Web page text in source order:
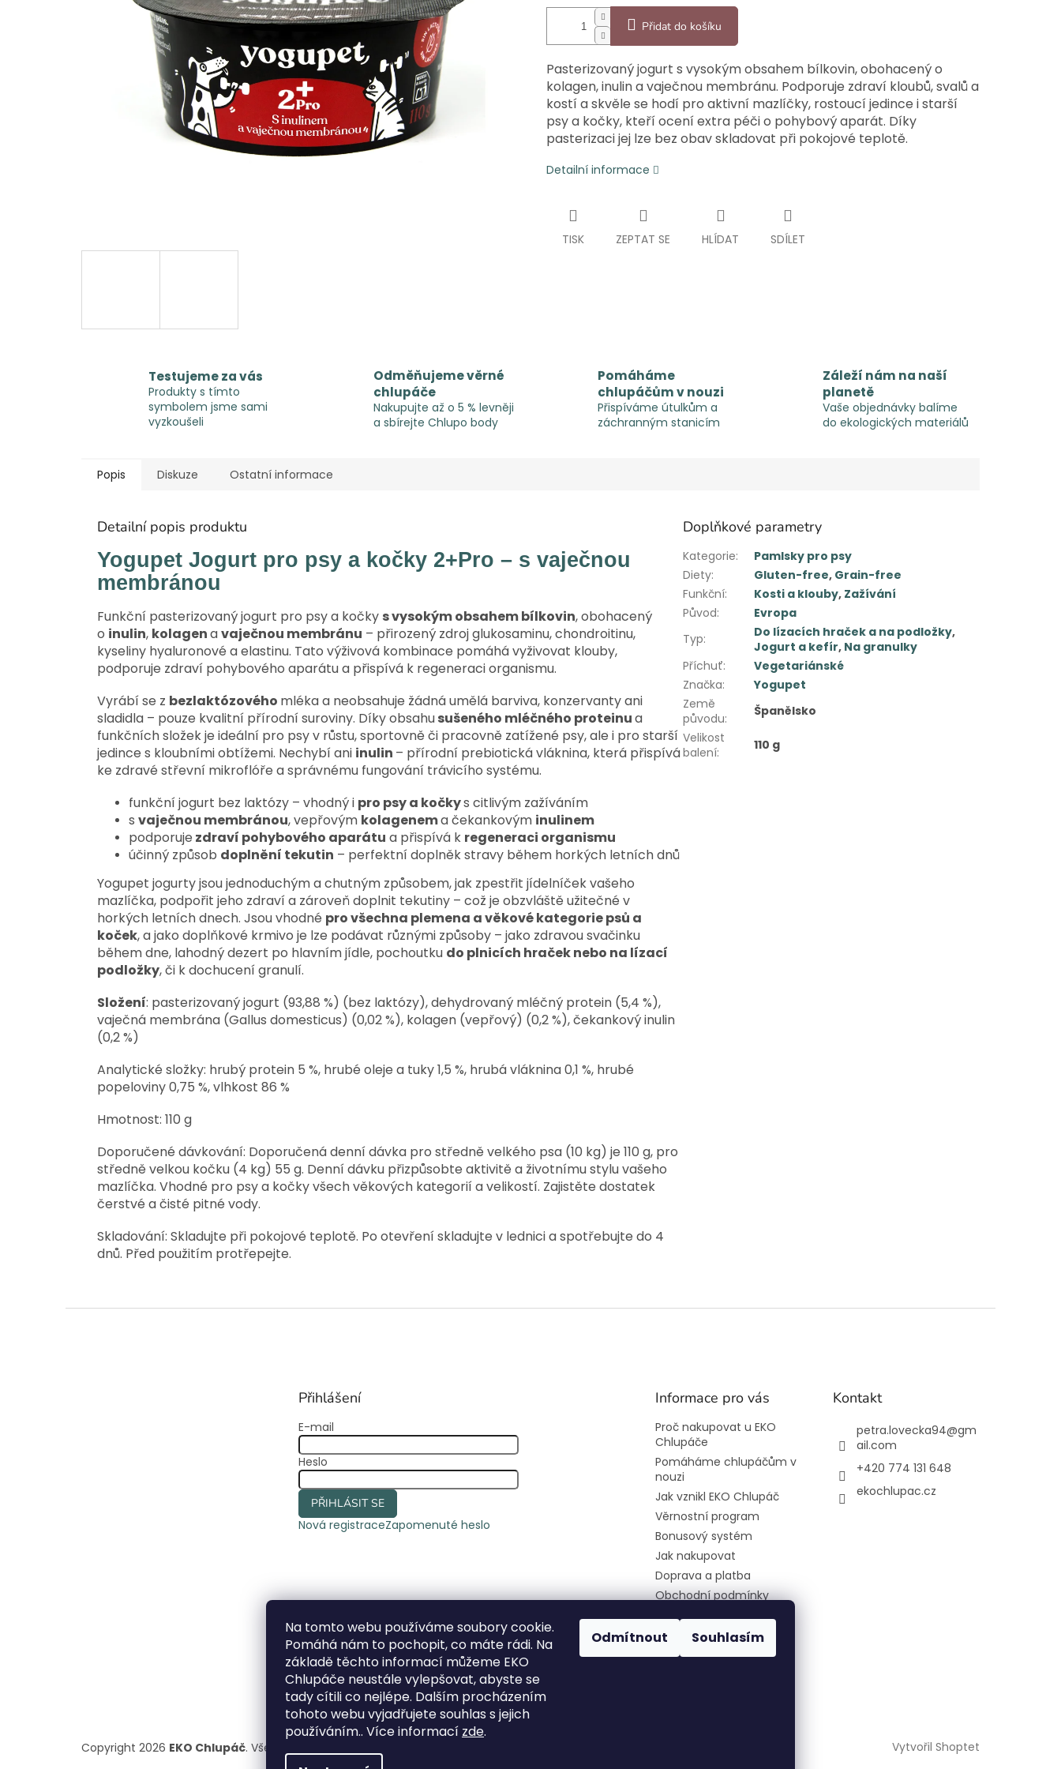
Na tomto webu používáme soubory cookie.
Pomáhá nám to pochopit, co máte rádi. Na
základě těchto informací můžeme EKO
Chlupáče neustále vylepšovat, abyste se
tady cítili co nejlépe. Dalším procházením
tohoto webu vyjadřujete souhlas s jejich
používáním.. Více informací zde.
Odmítnout Souhlasím
Přidat do košíku
Pasterizovaný jogurt s vysokým obsahem bílkovin, obohacený o
kolagen, inulin a vaječnou membránu. Podporuje zdraví kloubů, svalů a
kostí a skvěle se hodí pro aktivní mazlíčky, rostoucí jedince i starší
psy a kočky, kteří ocení extra péči o pohybový aparát. Díky
pasterizaci jej lze bez obav skladovat při pokojové teplotě.
Detailní informace
TISK ZEPTAT SE HLÍDAT SDÍLET
Testujeme za vás
Produkty s tímto
symbolem jsme sami
vyzkoušeli
Odměňujeme věrné
chlupáče
Nakupujte až o 5 % levněji
a sbírejte Chlupo body
Pomáháme
chlupáčům v nouzi
Přispíváme útulkům a
záchranným stanicím
Záleží nám na naší
planetě
Vaše objednávky balíme
do ekologických materiálů
Popis Diskuze Ostatní informace
Detailní popis produktu
Yogupet Jogurt pro psy a kočky 2+Pro – s vaječnou
membránou
Funkční pasterizovaný jogurt pro psy a kočky s vysokým obsahem bílkovin, obohacený
o inulin, kolagenavaječnou membránu – přirozený zdroj glukosaminu, chondroitinu,
kyseliny hyaluronové a elastinu. Tato výživová kombinace pomáhá vyživovat klouby,
podporuje zdraví pohybového aparátu a přispívá k regeneraci organismu.
Vyrábí se z bezlaktózového mléka a neobsahuje žádná umělá barviva, konzervanty ani
sladidla – pouze kvalitní přírodní suroviny. Díky obsahusušeného mléčného proteinua
funkčních složek je ideální pro psy v růstu, sportovně či pracovně zatížené psy, ale i pro starší
jedince s kloubními obtížemi. Nechybí ani inulin – přírodní prebiotická vláknina, která přispívá
ke zdravé střevní mikroflóře a správnému fungování trávicího systému.
funkční jogurt bez laktózy – vhodný i pro psy a kočkys citlivým zažíváním
s vaječnou membránou, vepřovým kolagenema čekankovým inulinem
podporuje zdraví pohybového aparátu a přispívá k regeneraci organismu
účinný způsob doplnění tekutin – perfektní doplněk stravy během horkých letních dnů
Yogupet jogurty jsou jednoduchým a chutným způsobem, jak zpestřit jídelníček vašeho
mazlíčka, podpořit jeho zdraví a zároveň doplnit tekutiny – což je obzvláště užitečné v
horkých letních dnech. Jsou vhodné pro všechna plemena a věkové kategorie psů a
koček, a jako doplňkové krmivo je lze podávat různými způsoby – jako zdravou svačinku
během dne, lahodný dezert po hlavním jídle, pochoutku do plnicích hraček nebo na lízací
podložky, či k dochucení granulí.
Složení: pasterizovaný jogurt (93,88 %) (bez laktózy), dehydrovaný mléčný protein (5,4 %),
vaječná membrána (Gallus domesticus) (0,02 %), kolagen (vepřový) (0,2 %), čekankový inulin
(0,2 %)
Analytické složky: hrubý protein 5 %, hrubé oleje a tuky 1,5 %, hrubá vláknina 0,1 %, hrubé
popeloviny 0,75 %, vlhkost 86 %
Hmotnost: 110 g
Doporučené dávkování: Doporučená denní dávka pro středně velkého psa (10 kg) je 110 g, pro
středně velkou kočku (4 kg) 55 g. Denní dávku přizpůsobte aktivitě a životnímu stylu vašeho
mazlíčka. Vhodné pro psy a kočky všech věkových kategorií a velikostí. Zajistěte dostatek
čerstvé a čisté pitné vody.
Skladování: Skladujte při pokojové teplotě. Po otevření skladujte v lednici a spotřebujte do 4
dnů. Před použitím protřepejte.
Doplňkové parametry
Kategorie:
Pamlsky pro psy
Diety: Gluten-free, Grain-free
Funkční: Kosti a klouby, Zažívání
Původ:
Evropa
Typ: Do lízacích hraček a na podložky,
Jogurt a kefír, Na granulky
Příchuť:
Vegetariánské
Značka:
Yogupet
Země
původu:
Španělsko
Velikost
balení: 110 g
Přihlášení
E-mail
Heslo
PŘIHLÁSIT SE
Nová registraceZapomenuté heslo
Informace pro vás
Proč nakupovat u EKO
Chlupáče
Pomáháme chlupáčům v
nouzi
Jak vznikl EKO Chlupáč
Věrnostní program
Bonusový systém
Jak nakupovat
Doprava a platba
Obchodní podmínky
osobních údajů
Kontakt
petra.lovecka94@gm
ail.com
+420 774 131 648
ekochlupac.cz
Vytvořil Shoptet
Copyright 2026 EKO Chlupáč. Všechna práva vyhrazena.